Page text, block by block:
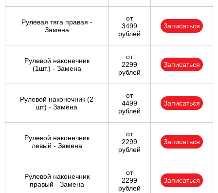
Рулевая тяга правая -
Замена
от
3499
рублей
Записаться
Рулевой наконечник
(1шт.) - Замена
от
2299
рублей
Записаться
Рулевой наконечник (2
шт) - Замена
от
4499
рублей
Записаться
Рулевой наконечник
левый - Замена
от
2299
рублей
Записаться
Рулевой наконечник
правый - Замена
от
2299
рублей
Записаться